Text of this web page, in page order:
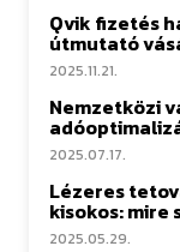
Qvik fizetés
útmutató
2025.11.21.
Nemzetközi
2025.07.17.
Lézeres
kisokos:
2025.05.29.